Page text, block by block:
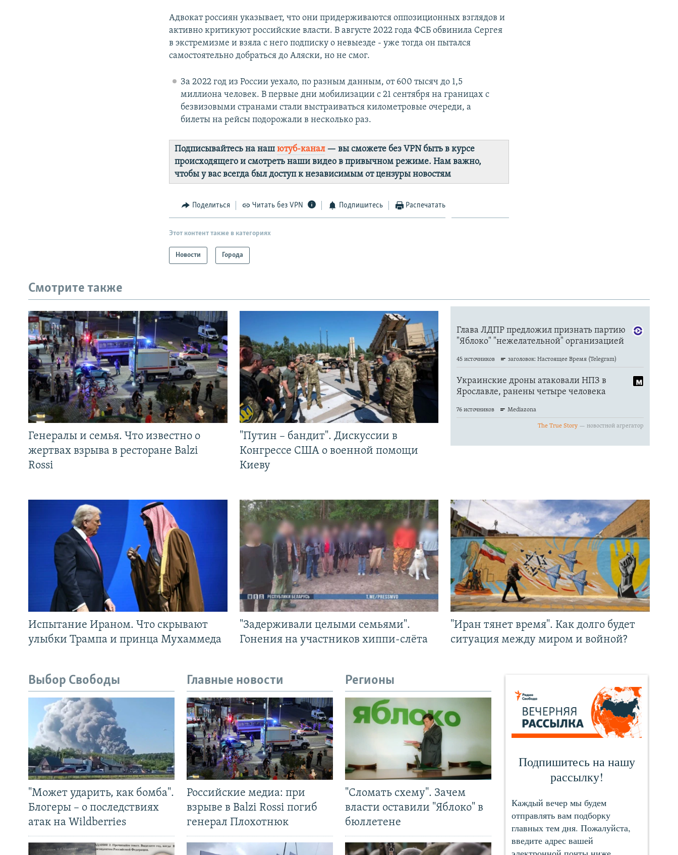
Адвокат россиян указывает, что они придерживаются оппозиционных взглядов и
активно критикуют российские власти. В августе 2022 года ФСБ обвинила Сергея
в экстремизме и взяла с него подписку о невыезде - уже тогда он пытался
самостоятельно добраться до Аляски, но не смог.
За 2022 год из России уехало, по разным данным, от 600 тысяч до 1,5
миллиона человек. В первые дни мобилизации с 21 сентября на границах с
безвизовыми странами стали выстраиваться километровые очереди, а
билеты на рейсы подорожали в несколько раз.
Подписывайтесь на нашютуб-канал— вы сможете без VPN быть в курсе
происходящего и смотреть наши видео в привычном режиме. Нам важно,
чтобы у вас всегда был доступ к независимым от цензуры новостям
Поделиться Читать без VPN Подпишитесь Распечатать
Этот контент также в категориях
Новости Города
Смотрите также
Генералы и семья. Что известно о
жертвах взрыва в ресторане Balzi
Rossi
"Путин – бандит". Дискуссии в
Конгрессе США о военной помощи
Киеву
Испытание Ираном. Что скрывают
улыбки Трампа и принца Мухаммеда
"Задерживали целыми семьями".
Гонения на участников хиппи-слёта
"Иран тянет время". Как долго будет
ситуация между миром и войной?
Выбор Свободы
"Может ударить, как бомба".
Блогеры – о последствиях
атак на Wildberries
Главные новости
Российские медиа: при
взрыве в Balzi Rossi погиб
генерал Плохотнюк
Регионы
"Сломать схему". Зачем
власти оставили "Яблоко" в
бюллетене